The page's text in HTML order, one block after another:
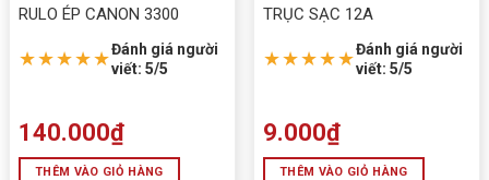
RULO ÉP CANON 3300
★★★★★Đánh giá người
viết: 5/5
140.000₫
THÊM VÀO GIỎ HÀNG
TRỤC SẠC 12A
★★★★★Đánh giá người
viết: 5/5
9.000₫
THÊM VÀO GIỎ HÀNG